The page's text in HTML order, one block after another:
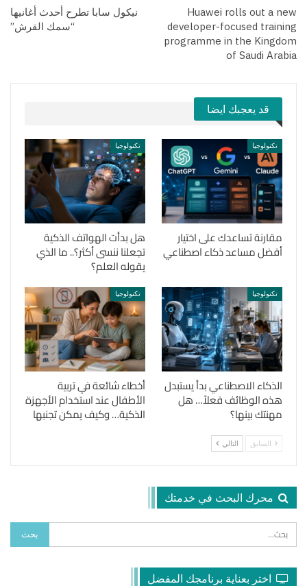
Huawei rolls out a new
developer-focused training
programme in the Kingdom
of Saudi Arabia
نيكول سابا تطرح أحدث أغانيها
“سمك القرش”
قد يعجبك ايضا
تكنولوجيا
مقارنة تساعدك على اختيار
أفضل مساعد ذكاء اصطناعي
تكنولوجيا
هل بدأت الهواتف الذكية
تجعلنا ننسى أكثر؟.. ما الذي
يقوله العلم؟
تكنولوجيا
الذكاء الاصطناعي بدأ يستبدل
هذه الوظائف فعلاً… هل
مهنتك بينها؟
تكنولوجيا
أخطاء شائعة في تربية
الأطفال عند استخدام الأجهزة
الذكية… وكيف يمكن تجنبها
السابق التالي
محرك البحث في خدمتك
اختر بعناية برنامجك المفضل